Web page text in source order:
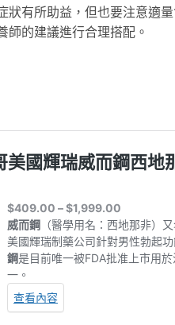
狀有所助益，但也要注意適
師的建議進行合理搭配。